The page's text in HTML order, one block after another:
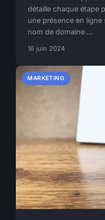
détaille chaque étape
une présence en
nom de domaine ...
16 juin 2024
MARKETING